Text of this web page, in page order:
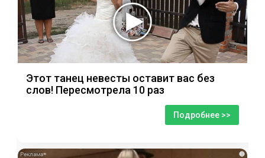
Этот танец невесты оставит вас без
слов! Пересмотрела 10 раз
Подробнее >>
i